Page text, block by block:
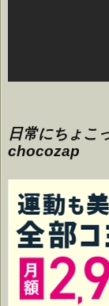
日常にちょこ
chocozap